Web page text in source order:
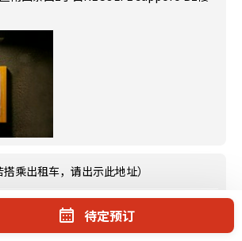
乘出租车，请出示此地址）
南四条西2丁目 RECOLTEsapporo B1F
待定预订